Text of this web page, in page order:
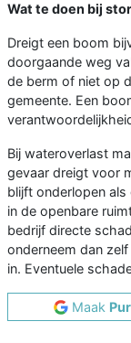
Wat te doen bij
Dreigt een boom
doorgaande weg
de berm of niet op
gemeente. Een
Bij wateroverlast
gevaar dreigt voor
blijft onderlopen
in de openbare
bedrijf directe
onderneem dan
in. Eventuele
Maak